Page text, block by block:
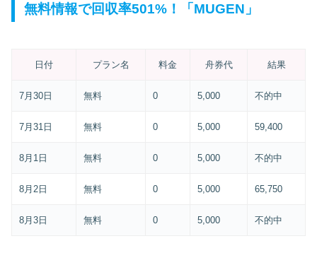
無料情報で回収率501%！「MUGEN」
日付 プラン名 料金 舟券代 結果
7月30日 無料 0 5,000 不的中
7月31日 無料 0 5,000 59,400
8月1日 無料 0 5,000 不的中
8月2日 無料 0 5,000 65,750
8月3日 無料 0 5,000 不的中